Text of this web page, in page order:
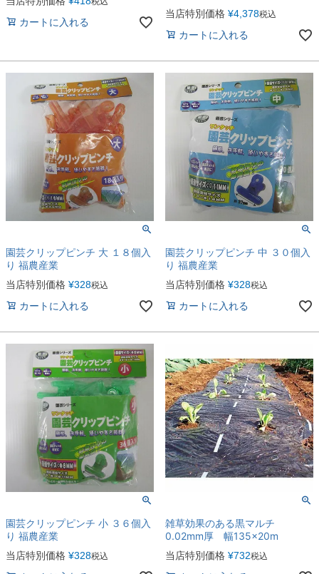
カートに入れる
当店特別価格 ¥4,378税込
カートに入れる
園芸クリップピンチ 大 １８個入
り 福農産業
当店特別価格 ¥328税込
カートに入れる
園芸クリップピンチ 中 ３０個入
り 福農産業
当店特別価格 ¥328税込
カートに入れる
園芸クリップピンチ 小 ３６個入
り 福農産業
当店特別価格 ¥328税込
雑草効果のある黒マルチ
0.02mm厚 幅135×20m
当店特別価格 ¥732税込